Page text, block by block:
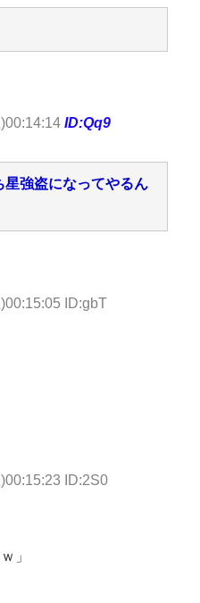
ID:Qq9
強盗になってやるん
ID:gbT
ID:2S0
」